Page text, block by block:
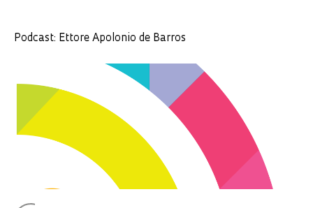
Podcast: Ettore Apolonio de Barros